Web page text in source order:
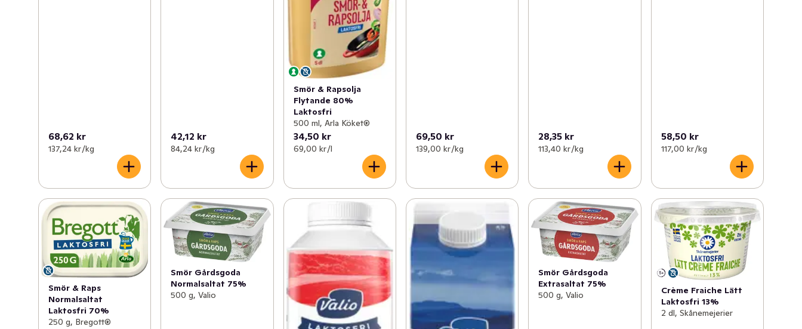
68,62 kr
137,24 kr /kg
42,12 kr
84,24 kr /kg
Smör & Rapsolja
Flytande 80%
Laktosfri
500 ml, Arla Köket®
34,50 kr
69,00 kr /l
69,50 kr
139,00 kr /kg
28,35 kr
113,40 kr /kg
58,50 kr
117,00 kr /kg
Smör & Raps
Normalsaltat
Laktosfri 70%
250 g, Bregott®
Smör Gårdsgoda
Normalsaltat 75%
500 g, Valio
Smör Gårdsgoda
Extrasaltat 75%
500 g, Valio
Crème Fraiche Lätt
Laktosfri 13%
2 dl, Skånemejerier